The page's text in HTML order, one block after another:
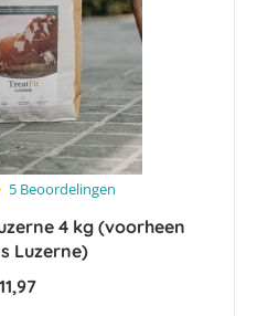
5.0
rating
5 Beoordelingen
4 kg (voorheen
Luzerne)